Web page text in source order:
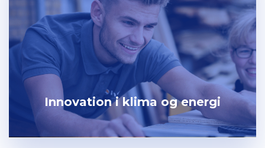
Innovation i klima og energi